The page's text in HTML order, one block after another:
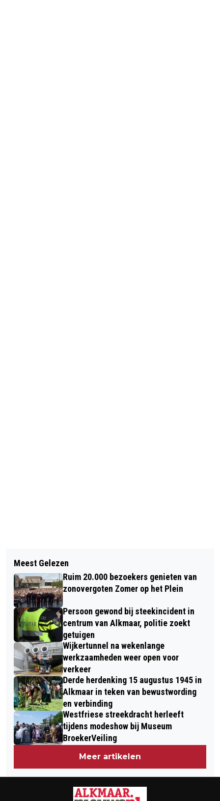
SNOWPONIES IN DECEMBER NAAR
IJMUIDEN EN ALKMAAR
OVERVAL OP RESTAURANT IN
ALKMAAR
Meest Gelezen
Ruim 20.000 bezoekers genieten van
zonovergoten Zomer op het Plein
Persoon gewond bij steekincident in
centrum van Alkmaar, politie zoekt
getuigen
Wijkertunnel na wekenlange
werkzaamheden weer open voor
verkeer
Derde herdenking 15 augustus 1945 in
Alkmaar in teken van bewustwording
en verbinding
Westfriese streekdracht herleeft
tijdens modeshow bij Museum
BroekerVeiling
Meer artikelen